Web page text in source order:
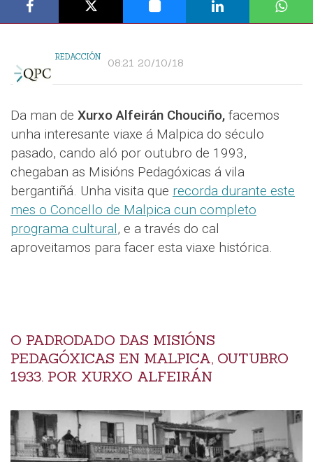
REDACCIÓN 08:21 20/10/18
Da man de Xurxo Alfeirán Chouciño, facemos
unha interesante viaxe á Malpica do século
pasado, cando aló por outubro de 1993,
chegaban as Misións Pedagóxicas á vila
bergantiñá. Unha visita que recorda durante este
mes o Concello de Malpica cun completo
programa cultural, e a través do cal
aproveitamos para facer esta viaxe histórica.
O PADRODADO DAS MISIÓNS
PEDAGÓXICAS EN MALPICA, OUTUBRO
1933. POR XURXO ALFEIRÁN